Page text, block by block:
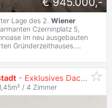
Lage des 2. Wiener
Czerninplatz 5,
im neu ausgebauten
Gründerzeithauses....
- Exklusives Dachgeschoss-Juwel mit Whirpool und privatem Liftausstieg!
/ 4 Zimmer